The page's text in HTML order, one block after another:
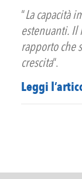
“La capacità
estenuanti. Il
rapporto che
crescita“.
Leggi